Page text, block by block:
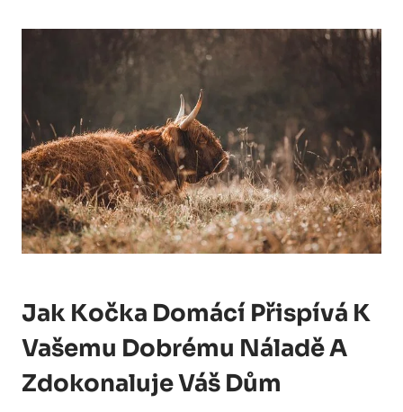
Jak Kočka Domácí Přispívá K
Vašemu Dobrému Náladě A
Zdokonaluje Váš Dům